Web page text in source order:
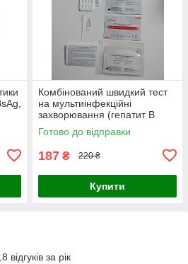
Комбінований швидкий тест
на мультиінфекційні
захворювання (гепатит B
HbsAg-гепатит C- ВІЛ-
сифіліс)
Готово до відправки
187 ₴ 220 ₴
Купити
за рік